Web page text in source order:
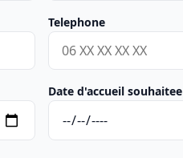
Telephone
Date d'accueil souhaitee